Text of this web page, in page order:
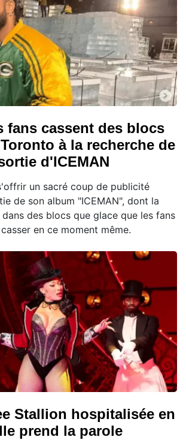
fans cassent des blocs
à la recherche de
d'ICEMAN
un sacré coup de publicité
de son album "ICEMAN", dont la
des blocs que glace que les fans
en ce moment même.
Stallion hospitalisée en
prend la parole